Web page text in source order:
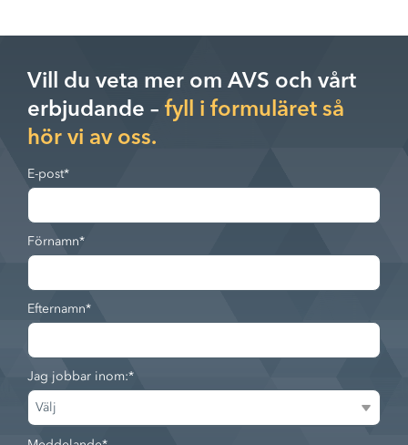
Vill du veta mer om AVS och vårt
erbjudande – fyll i formuläret så
hör vi av oss.
E-post*
Förnamn*
Efternamn*
Jag jobbar inom:*